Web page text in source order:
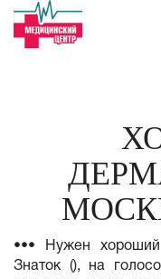
••• Нужен
Знаток (), на